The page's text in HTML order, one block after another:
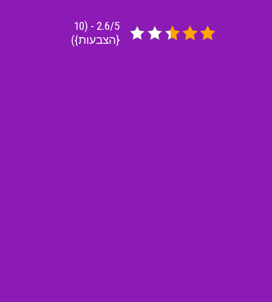
2.6/5 - (10
{הצבעות})